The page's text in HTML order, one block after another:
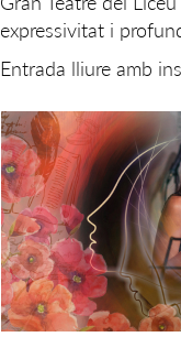
expressivitat i
Entrada lliure amb